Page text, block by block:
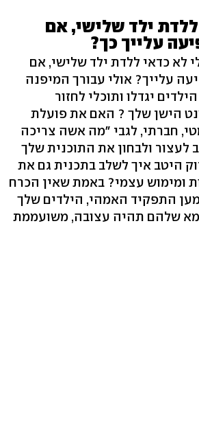
ילד שלישי, אם
עלייך כך?
לא כדאי ללדת ילד שלישי, אם
עלייך? אולי עבורך המיפנה
יגדלו ותוכלי לחזור
הישן שלך ? האם את פועלת
חברתי, לגבי "מה אשה צריכה
לעצור ולבחון את התוכנית שלך
היטב איך לשלב בתכנית גם את
ומימוש עצמי? באמת שאין הכרח
התפקיד האמהי, הילדים שלך
שלהם תהיה עצובה, משועממת